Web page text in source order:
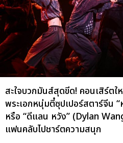
สะใจบวกมันส์สุดขีด! คอนเสิร์ต
พระเอกหนุ่มตี๋ซุปเปอร์สตาร์จีน
หรือ “ดีแลน หวัง” (Dylan
แฟนคลับไปชาร์ตความสนุก